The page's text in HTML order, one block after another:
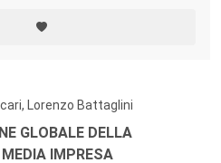
Lorenzo Battaglini
GLOBALE DELLA
IMPRESA